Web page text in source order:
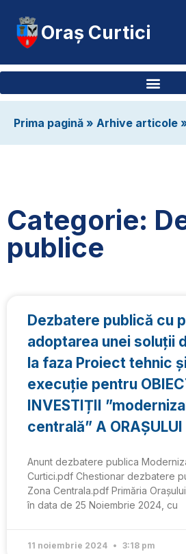
Oraș Curtici
Prima pagină » Arhive articole
Categorie:
publice
Dezbatere publică cu
adoptarea unei soluții
la faza Proiect tehnic
execuție pentru
INVESTIȚII
centrală” A ORAȘULUI
Anunt dezbatere publica
Curtici.pdf Chestionar dezbatere
Zona Centrala.pdf Primăria
în data de 25 Noiembrie 2024, cu
11 noiembrie 2024 3:18 pm